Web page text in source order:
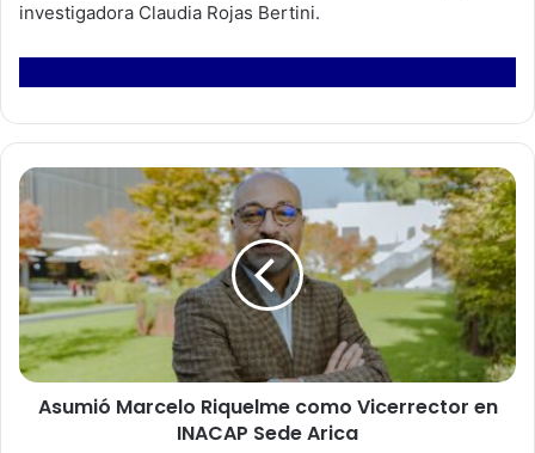
investigadora Claudia Rojas Bertini.
A
s
u
m
i
ó
M
a
r
Asumió Marcelo Riquelme como Vicerrector en
INACAP Sede Arica